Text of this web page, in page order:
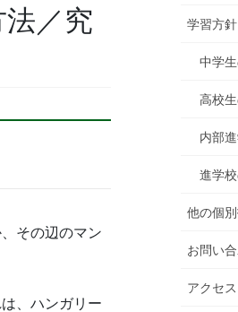
／究
その辺のマン
、ハンガリー
学習方針
中学
高校
内部
進学
他の個
お問い
アクセス